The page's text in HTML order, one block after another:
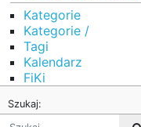
Kategorie
Kategorie /
Tagi
Kalendarz
FiKi
Szukaj: